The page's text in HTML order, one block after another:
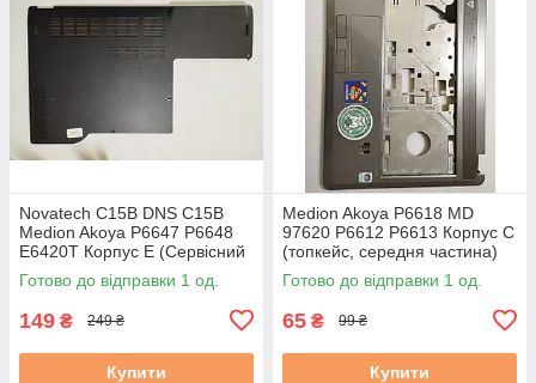
Novatech C15B DNS C15B
Medion Akoya P6647 P6648
E6420T Корпус E (Сервісний
люк) 13N0-CNA0X11 б/у
Готово до відправки 1 од.
149 ₴ 249 ₴
Купити
Medion Akoya P6618 MD
97620 P6612 P6613 Корпус C
(топкейс, середня частина)
60.4af29.002 б/в
Готово до відправки 1 од.
65 ₴ 99 ₴
Купити